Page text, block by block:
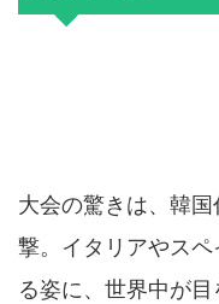
大会の驚きは、韓
撃。イタリアやス
る姿に、世界中が目